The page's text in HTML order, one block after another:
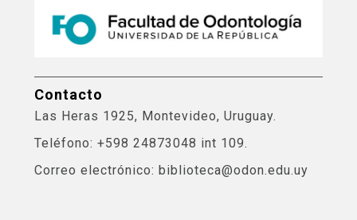
Contacto
Las Heras 1925, Montevideo, Uruguay.
Teléfono: +598 24873048 int 109.
Correo electrónico: biblioteca@odon.edu.uy